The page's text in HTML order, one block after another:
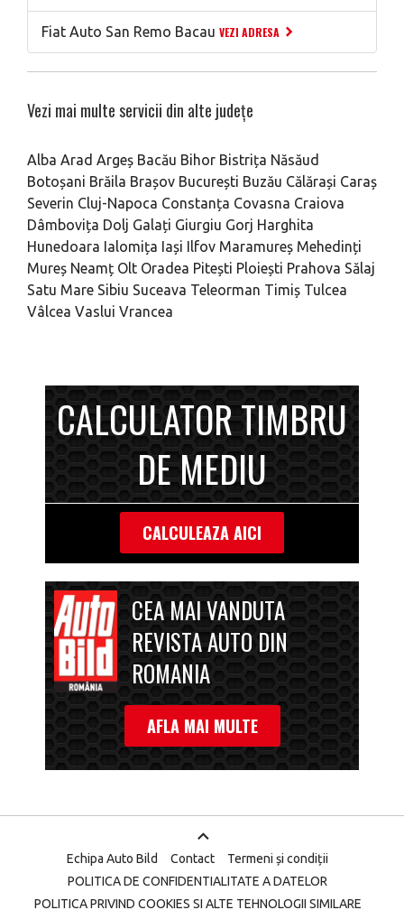
Fiat Auto San Remo Bacau VEZI ADRESA
Vezi mai multe servicii din alte județe
Alba Arad Argeș Bacău Bihor Bistrița Năsăud
Botoșani Brăila Brașov București Buzău Călărași Caraș
Severin Cluj-Napoca Constanța Covasna Craiova
Dâmbovița Dolj Galați Giurgiu Gorj Harghita
Hunedoara Ialomița Iași Ilfov Maramureș Mehedinți
Mureș Neamț Olt Oradea Pitești Ploiești Prahova Sălaj
Satu Mare Sibiu Suceava Teleorman Timiș Tulcea
Vâlcea Vaslui Vrancea
CALCULATOR TIMBRU
DE MEDIU
CALCULEAZA AICI
CEA MAI VANDUTA
REVISTA AUTO DIN
ROMANIA
AFLA MAI MULTE
Echipa Auto Bild Contact
Termeni și condiții
POLITICA DE CONFIDENTIALITATE A DATELOR
POLITICA PRIVIND COOKIES SI ALTE TEHNOLOGII SIMILARE